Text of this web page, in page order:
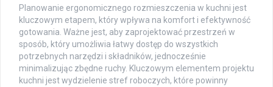
Planowanie ergonomicznego rozmieszczenia w kuchni jest
kluczowym etapem, który wpływa na komfort i efektywność
gotowania. Ważne jest, aby zaprojektować przestrzeń w
sposób, który umożliwia łatwy dostęp do wszystkich
potrzebnych narzędzi i składników, jednocześnie
minimalizując zbędne ruchy. Kluczowym elementem projektu
kuchni jest wydzielenie stref roboczych, które powinny